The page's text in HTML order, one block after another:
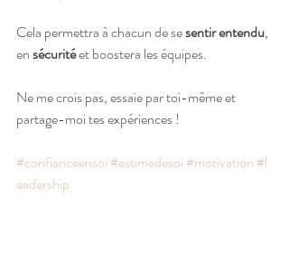
Cela permettra à chacun de se sentir entendu,
en sécurité et boostera les équipes.
Ne me crois pas, essaie par toi-même et
partage-moi tes expériences !
#confianceensoi #estimedesoi #motivation #l
eadership